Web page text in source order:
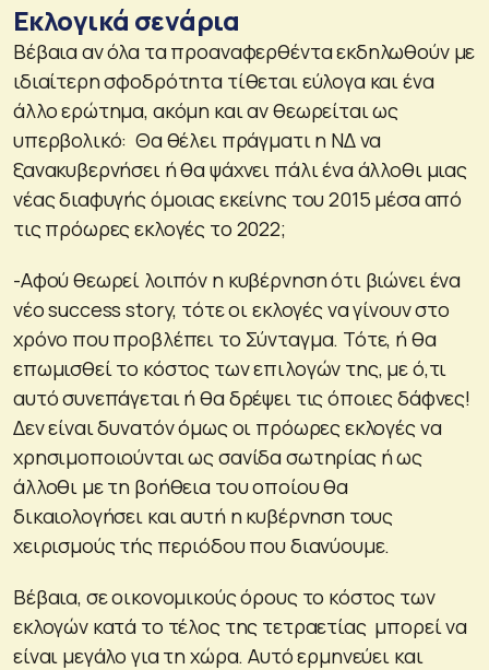
Εκλογικά σενάρια
Βέβαια αν όλα τα προαναφερθέντα εκδηλωθούν με
ιδιαίτερη σφοδρότητα τίθεται εύλογα και ένα
άλλο ερώτημα, ακόμη και αν θεωρείται ως
υπερβολικό: Θα θέλει πράγματι η ΝΔ να
ξανακυβερνήσει ή θα ψάχνει πάλι ένα άλλοθι μιας
νέας διαφυγής όμοιας εκείνης του 2015 μέσα από
τις πρόωρες εκλογές το 2022;
-Αφού θεωρεί λοιπόν η κυβέρνηση ότι βιώνει ένα
νέο success story, τότε οι εκλογές να γίνουν στο
χρόνο που προβλέπει το Σύνταγμα. Τότε, ή θα
επωμισθεί το κόστος των επιλογών της, με ό,τι
αυτό συνεπάγεται ή θα δρέψει τις όποιες δάφνες!
Δεν είναι δυνατόν όμως οι πρόωρες εκλογές να
χρησιμοποιούνται ως σανίδα σωτηρίας ή ως
άλλοθι με τη βοήθεια του οποίου θα
δικαιολογήσει και αυτή η κυβέρνηση τους
χειρισμούς τής περιόδου που διανύουμε.
Βέβαια, σε οικονομικούς όρους το κόστος των
εκλογών κατά το τέλος της τετραετίας μπορεί να
είναι μεγάλο για τη χώρα. Αυτό ερμηνεύει και